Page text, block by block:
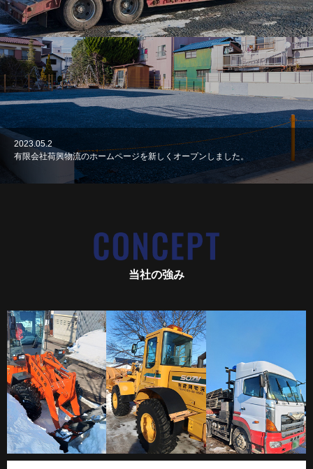
2023.05.2
有限会社荷興物流のホームページを新しくオープンしました。
当社の強み